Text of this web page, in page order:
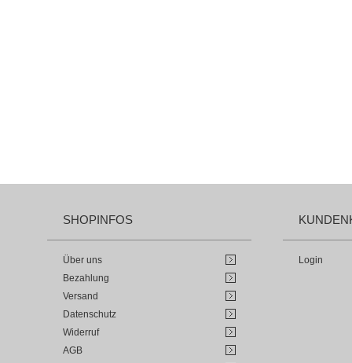
SHOPINFOS
Über uns
Bezahlung
Versand
Datenschutz
Widerruf
AGB
Login